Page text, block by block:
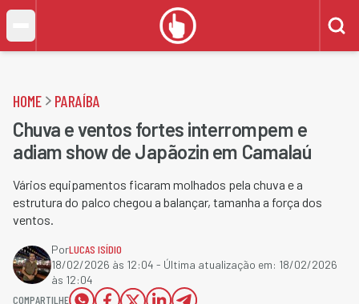
HOME PARAÍBA
Chuva e ventos fortes interrompem e
adiam show de Japãozin em Camalaú
Vários equipamentos ficaram molhados pela chuva e a
estrutura do palco chegou a balançar, tamanha a força dos
ventos.
PorLUCAS ISÍDIO
18/02/2026 às 12:04 - Última atualização em: 18/02/2026
às 12:04
COMPARTILHE